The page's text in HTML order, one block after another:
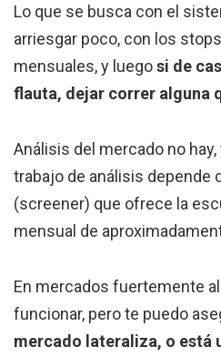
Lo que se busca con el
arriesgar poco, con los
mensuales, y luegosi de
flauta, dejar correr alguna
Análisis del mercado no hay,
trabajo de análisis depende
(screener) que ofrece la
mensual de
En mercados fuertemente
funcionar, pero te puedo
mercado lateraliza, o está